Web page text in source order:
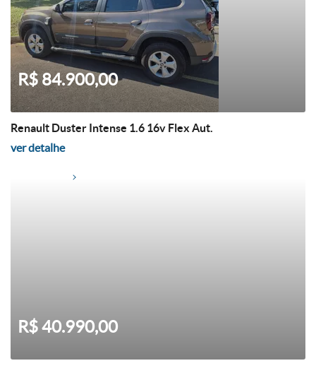
R$ 84.900,00
Renault Duster Intense 1.6 16v Flex Aut.
ver detalhe
R$ 40.990,00